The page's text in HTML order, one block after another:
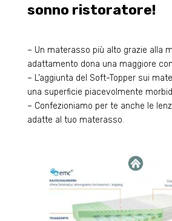
sonno ristoratore!
– Un materasso più alto grazie alla
adattamento dona una maggiore
– L’aggiunta del Soft-Topper sui
una superficie piacevolmente
– Confezioniamo per te anche le
adatte al tuo materasso.